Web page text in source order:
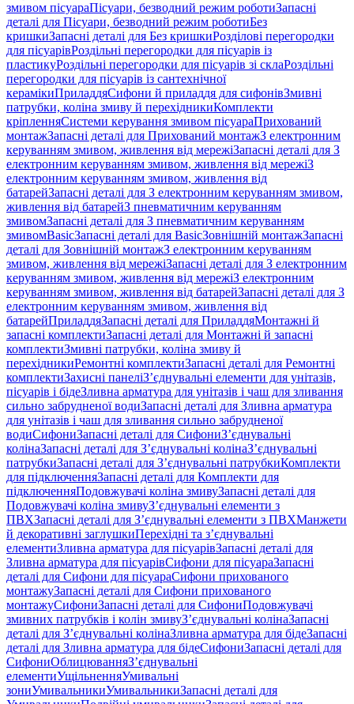
змивом пісуараПісуари, безводний режим роботиЗапасні
деталі для Пісуари, безводний режим роботиБез
кришкиЗапасні деталі для Без кришкиРозділові перегородки
для пісуарівРоздільні перегородки для пісуарів із
пластикуРоздільні перегородки для пісуарів зі склаРоздільні
перегородки для пісуарів із сантехнічної
керамікиПриладдяСифони й приладдя для сифонівЗмивні
патрубки, коліна змиву й перехідникиКомплекти
кріпленняСистеми керування змивом пісуараПрихований
монтажЗапасні деталі для Прихований монтажЗ електронним
керуванням змивом, живлення від мережіЗапасні деталі для З
електронним керуванням змивом, живлення від мережіЗ
електронним керуванням змивом, живлення від
батарейЗапасні деталі для З електронним керуванням змивом,
живлення від батарейЗ пневматичним керуванням
змивомЗапасні деталі для З пневматичним керуванням
змивомBasicЗапасні деталі для BasicЗовнішній монтажЗапасні
деталі для Зовнішній монтажЗ електронним керуванням
змивом, живлення від мережіЗапасні деталі для З електронним
керуванням змивом, живлення від мережіЗ електронним
керуванням змивом, живлення від батарейЗапасні деталі для З
електронним керуванням змивом, живлення від
батарейПриладдяЗапасні деталі для ПриладдяМонтажні й
запасні комплектиЗапасні деталі для Монтажні й запасні
комплектиЗмивні патрубки, коліна змиву й
перехідникиРемонтні комплектиЗапасні деталі для Ремонтні
комплектиЗахисні панеліЗ’єднувальні елементи для унітазів,
пісуарів і бідеЗливна арматура для унітазів і чаш для зливання
сильно забрудненої водиЗапасні деталі для Зливна арматура
для унітазів і чаш для зливання сильно забрудненої
водиСифониЗапасні деталі для СифониЗ’єднувальні
колінаЗапасні деталі для З’єднувальні колінаЗ’єднувальні
патрубкиЗапасні деталі для З’єднувальні патрубкиКомплекти
для підключенняЗапасні деталі для Комплекти для
підключенняПодовжувачі коліна змивуЗапасні деталі для
Подовжувачі коліна змивуЗ’єднувальні елементи з
ПВХЗапасні деталі для З’єднувальні елементи з ПВХМанжети
й декоративні заглушкиПерехідні та з’єднувальні
елементиЗливна арматура для пісуарівЗапасні деталі для
Зливна арматура для пісуарівСифони для пісуараЗапасні
деталі для Сифони для пісуараСифони прихованого
монтажуЗапасні деталі для Сифони прихованого
монтажуСифониЗапасні деталі для СифониПодовжувачі
змивних патрубків і колін змивуЗ’єднувальні колінаЗапасні
деталі для З’єднувальні колінаЗливна арматура для бідеЗапасні
деталі для Зливна арматура для бідеСифониЗапасні деталі для
СифониОблицюванняЗ’єднувальні
елементиУщільненняУмивальні
зониУмивальникиУмивальникиЗапасні деталі для